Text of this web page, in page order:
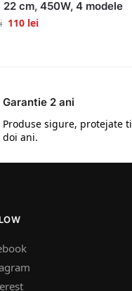
22 cm, 450W, 4 modele
110 lei
Garantie 2 ani
Produse sigure, protejate
doi ani.